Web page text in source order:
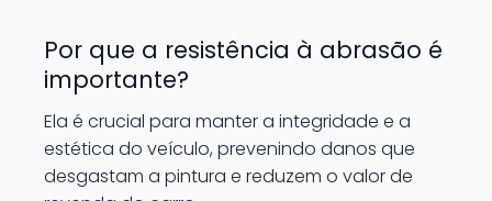
Por que a resistência à abrasão é
importante?
Ela é crucial para manter a integridade e a
estética do veículo, prevenindo danos que
desgastam a pintura e reduzem o valor de